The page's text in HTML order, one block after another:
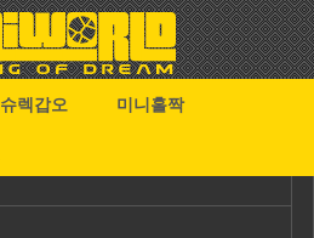
슈렉갑오
미니홀짝